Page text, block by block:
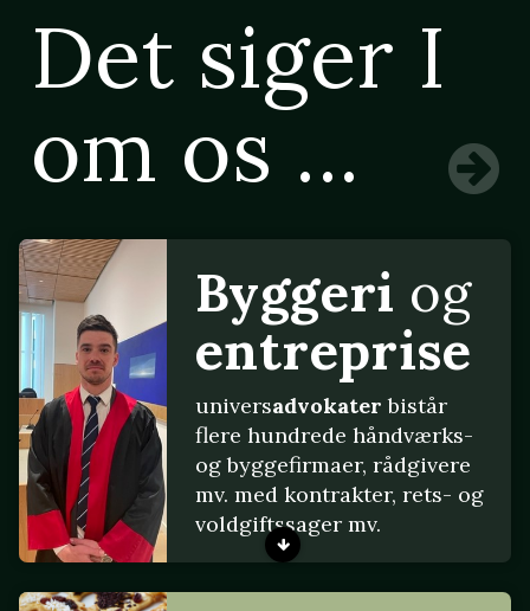
Det siger I
om os ...
Byggeri og
entreprise
universadvokater bistår
flere hundrede håndværks-
og byggefirmaer, rådgivere
mv. med kontrakter, rets- og
voldgiftssager mv.